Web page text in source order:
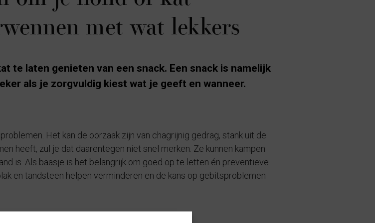
met wat lekkers
te laten genieten van een snack. Een snack is namelijk
als je zorgvuldig kiest wat je geeft en wanneer.
Het kan de oorzaak zijn van chagrijnig gedrag, stank uit de
heeft, zul je dat daarentegen niet snel merken. Ze kunnen kampen
is. Als baasje is het belangrijk om goed op te letten én preventieve
en tandsteen helpen verminderen en de kans op gebitsproblemen